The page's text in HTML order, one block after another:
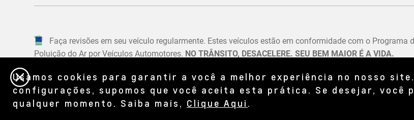
Usamos cookies para garantir a você a melhor experiência no nosso
configurações, supomos que você aceita esta prática. Se desejar,
qualquer momento. Saiba mais, Clique Aqui .